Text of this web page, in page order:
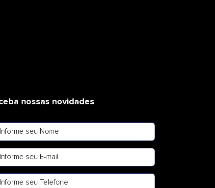
nossas novidades